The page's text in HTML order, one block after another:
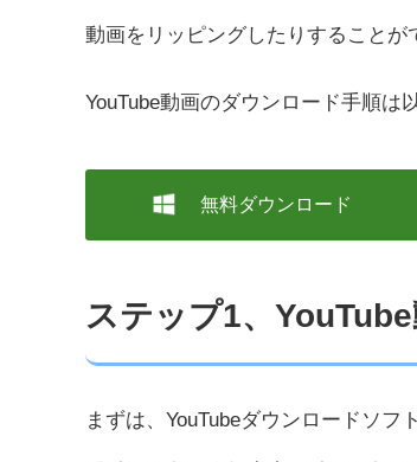
動画をリッピングしたりすることが
YouTube動画のダウンロード手順は
無料ダウンロード
ステップ1、
まずは、YouTubeダウンロードソ